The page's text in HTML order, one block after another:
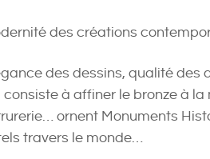
des créations
des dessins, qualité des
consiste à affiner le bronze à
ornent Monuments
travers le monde…